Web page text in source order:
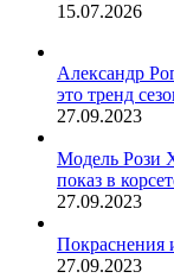
15.07.2026
Александр
это тренд
27.09.2023
Модель Рози
показ в
27.09.2023
Покраснения
27.09.2023